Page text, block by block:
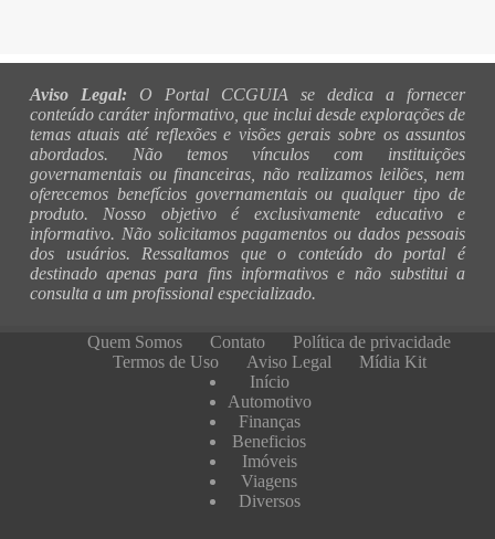
Aviso Legal: O Portal CCGUIA se dedica a fornecer
conteúdo caráter informativo, que inclui desde explorações de
temas atuais até reflexões e visões gerais sobre os assuntos
abordados. Não temos vínculos com instituições
governamentais ou financeiras, não realizamos leilões, nem
oferecemos benefícios governamentais ou qualquer tipo de
produto. Nosso objetivo é exclusivamente educativo e
informativo. Não solicitamos pagamentos ou dados pessoais
dos usuários. Ressaltamos que o conteúdo do portal é
destinado apenas para fins informativos e não substitui a
consulta a um profissional especializado.
Quem Somos Contato
Política de privacidade
Termos de Uso
Aviso Legal
Mídia Kit
Início
Automotivo
Finanças
Beneficios
Imóveis
Viagens
Diversos